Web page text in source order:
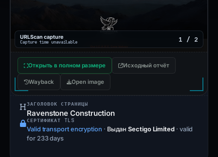
URLScan capture
Capture time unavailable 1 / 2
Открыть в полном размере Исходный отчёт
Wayback Open image
ЗАГОЛОВОК СТРАНИЦЫ
Ravenstone Construction
СЕРТИФИКАТ TLS
Valid transport encryption · ВыданSectigo Limited · valid
for 233 days